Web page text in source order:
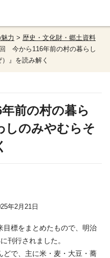
力 > 歴史・文化財・郷土資料
今から116年前の村の暮らし
』を読み解く
前の村の暮ら
しのみやむらそ
年2月21日
目標をまとめたもので、明治
刊行されました。
どで、主に米・麦・大豆・蕎